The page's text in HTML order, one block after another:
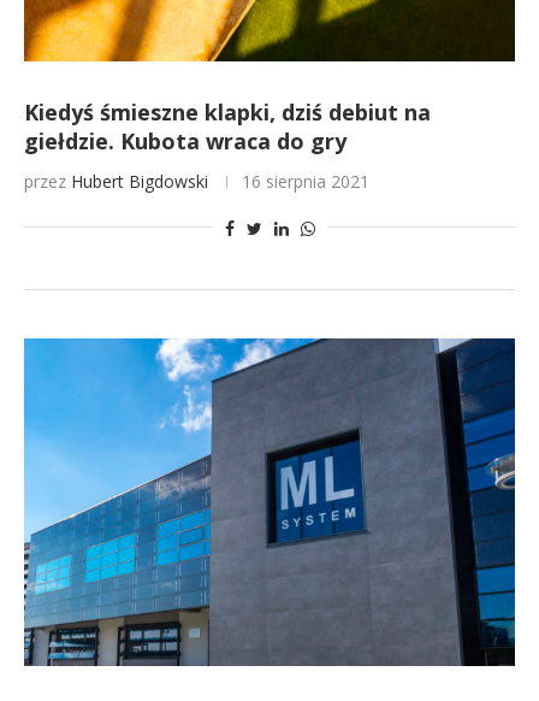
Kiedyś śmieszne klapki, dziś debiut na
giełdzie. Kubota wraca do gry
przez Hubert Bigdowski 16 sierpnia 2021